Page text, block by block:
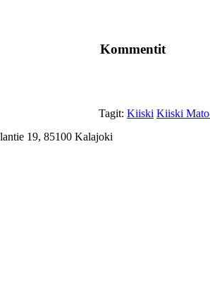
Kommentit
Tagit: Kiiski Kiiski
19, 85100 Kalajoki